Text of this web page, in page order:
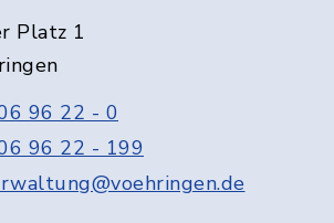
Platz 1
96 22 - 0
96 22 - 199